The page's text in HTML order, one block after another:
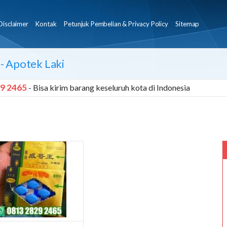
Kontak Petunjuk Pembelian & Privacy Policy Sitemap
Apotek Laki
2465 - Bisa kirim barang keseluruh kota di Indonesia